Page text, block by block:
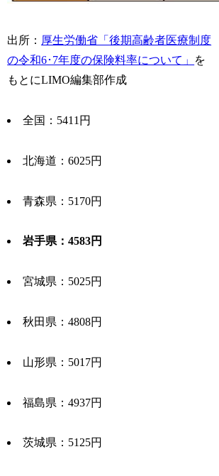
出所： 厚生労働省「後期高齢者医療制度
の令和6･7年度の保険料率について」
を
もとにLIMO編集部作成
全国：5411円
北海道：6025円
青森県：5170円
岩手県：4583円
宮城県：5025円
秋田県：4808円
山形県：5017円
福島県：4937円
茨城県：5125円